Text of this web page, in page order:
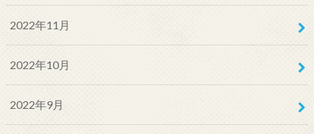
2022年11月
2022年10月
2022年9月